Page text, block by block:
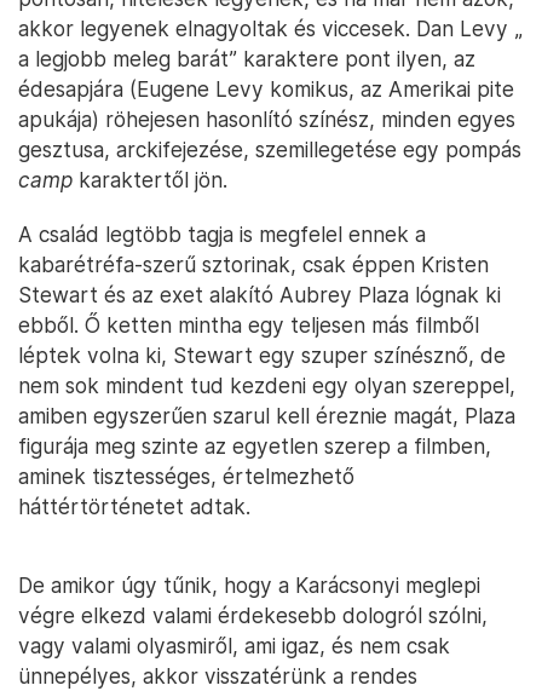
akkor legyenek elnagyoltak és viccesek. Dan Levy „
a legjobb meleg barát” karaktere pont ilyen, az
édesapjára (Eugene Levy komikus, az Amerikai pite
apukája) röhejesen hasonlító színész, minden egyes
gesztusa, arckifejezése, szemillegetése egy pompás
camp karaktertől jön.
A család legtöbb tagja is megfelel ennek a
kabarétréfa-szerű sztorinak, csak éppen Kristen
Stewart és az exet alakító Aubrey Plaza lógnak ki
ebből. Ő ketten mintha egy teljesen más filmből
léptek volna ki, Stewart egy szuper színésznő, de
nem sok mindent tud kezdeni egy olyan szereppel,
amiben egyszerűen szarul kell éreznie magát, Plaza
figurája meg szinte az egyetlen szerep a filmben,
aminek tisztességes, értelmezhető
háttértörténetet adtak.
De amikor úgy tűnik, hogy a Karácsonyi meglepi
végre elkezd valami érdekesebb dologról szólni,
vagy valami olyasmiről, ami igaz, és nem csak
ünnepélyes, akkor visszatérünk a rendes